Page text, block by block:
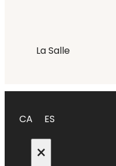
La Salle
CA ES
×